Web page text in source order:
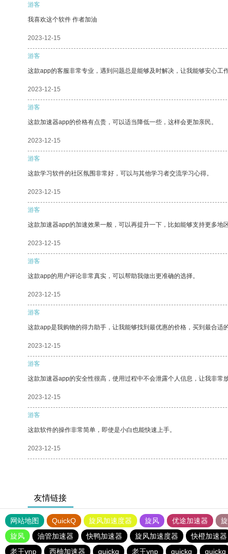
游客
我喜欢这个软件 作者加油
2023-12-15
游客
这款app的客服非常专业，遇到问题总是能够及时解决，让我能够安心工作
2023-12-15
游客
这款加速器app的价格有点贵，可以适当降低一些，这样会更加亲民。
2023-12-15
游客
这款学习软件的社区氛围非常好，可以与其他学习者交流学习心得。
2023-12-15
游客
这款加速器app的加速效果一般，可以再提升一下，比如能够支持更多地区
2023-12-15
游客
这款app的用户评论非常真实，可以帮助我做出更准确的选择。
2023-12-15
游客
这款app是我购物的得力助手，让我能够找到最优惠的价格，买到最合适的
2023-12-15
游客
这款加速器app的安全性很高，使用过程中不会泄露个人信息，让我非常放
2023-12-15
游客
这款软件的操作非常简单，即使是小白也能快速上手。
2023-12-15
友情链接
网站地图 QuickQ 旋风加速度器 旋风 优途加速器
旋风
油管加速器 快鸭加速器 旋风加速度器 快橙加速器
老王vnp
西柚加速器 quickq 老王vnp quickq quickq